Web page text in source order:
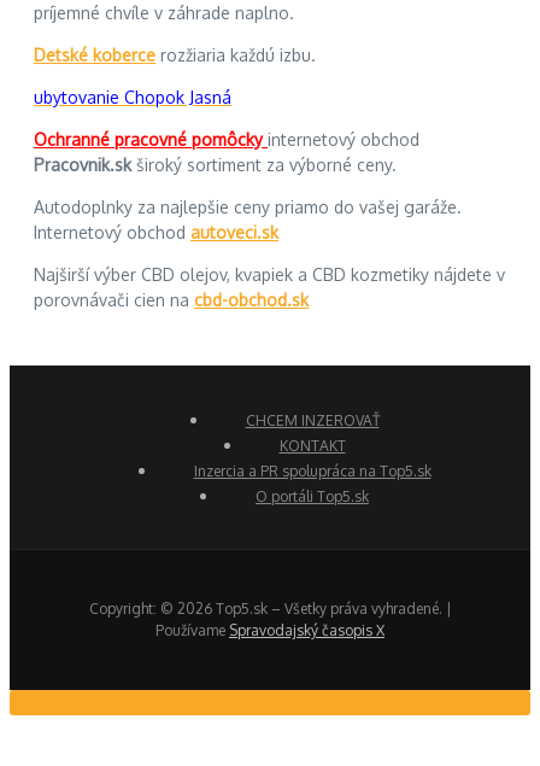
príjemné chvíle v záhrade naplno.
Detské koberce rozžiaria každú izbu.
ubytovanie Chopok Jasná
Ochranné pracovné pomôckyinternetový obchod
Pracovnik.skširoký sortiment za výborné ceny.
Autodoplnky za najlepšie ceny priamo do vašej garáže.
Internetový obchod autoveci.sk
Najširší výber CBD olejov, kvapiek a CBD kozmetiky nájdete v
porovnávači cien na cbd-obchod.sk
CHCEM INZEROVAŤ
KONTAKT
Inzercia a PR spolupráca na Top5.sk
O portáli Top5.sk
Copyright: © 2026 Top5.sk – Všetky práva vyhradené. |
Používame Spravodajský časopis X